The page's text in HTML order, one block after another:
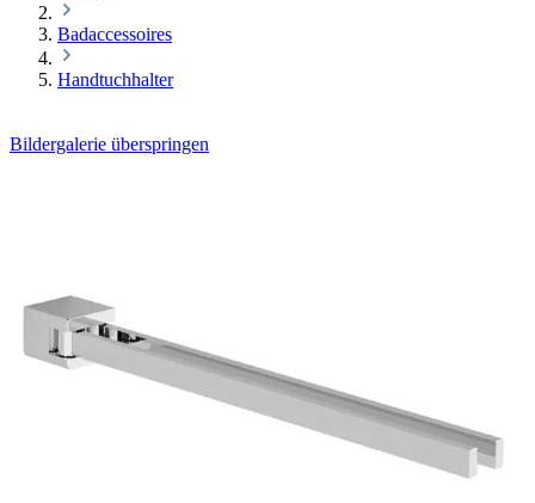
Badaccessoires
Handtuchhalter
Bildergalerie überspringen